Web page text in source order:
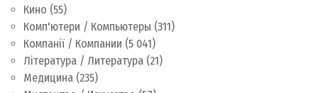
Кино (55)
Комп'ютери / Компьютеры (311)
Компанії / Компании (5 041)
Література / Литература (21)
Медицина (235)